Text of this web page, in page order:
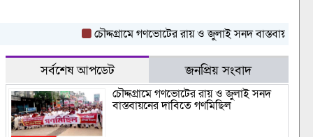
চৌদ্দগ্রামে গণভোটের রায় ও জুলাই সনদ বাস্তবায়নের
সর্বশেষ আপডেট জনপ্রিয় সংবাদ
চৌদ্দগ্রামে গণভোটের রায় ও জুলাই সনদ
বাস্তবায়নের দাবিতে গণমিছিল